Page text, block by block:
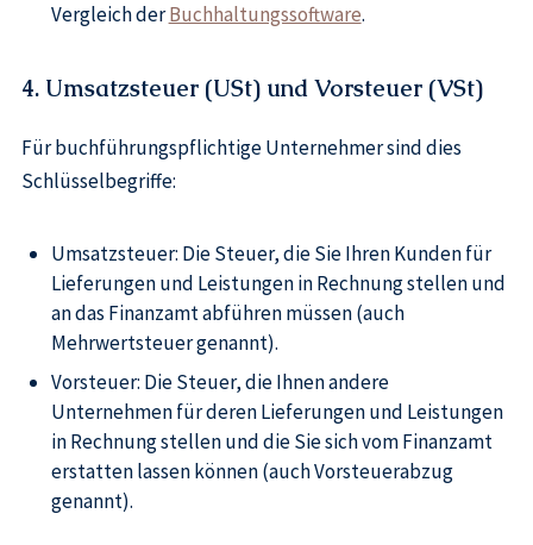
Vergleich derBuchhaltungssoftware.
4. Umsatzsteuer (USt) und Vorsteuer (VSt)
Für buchführungspflichtige Unternehmer sind dies
Schlüsselbegriffe:
Umsatzsteuer: Die Steuer, die Sie Ihren Kunden für
Lieferungen und Leistungen in Rechnung stellen und
an das Finanzamt abführen müssen (auch
Mehrwertsteuer genannt).
Vorsteuer: Die Steuer, die Ihnen andere
Unternehmen für deren Lieferungen und Leistungen
in Rechnung stellen und die Sie sich vom Finanzamt
erstatten lassen können (auch Vorsteuerabzug
genannt).